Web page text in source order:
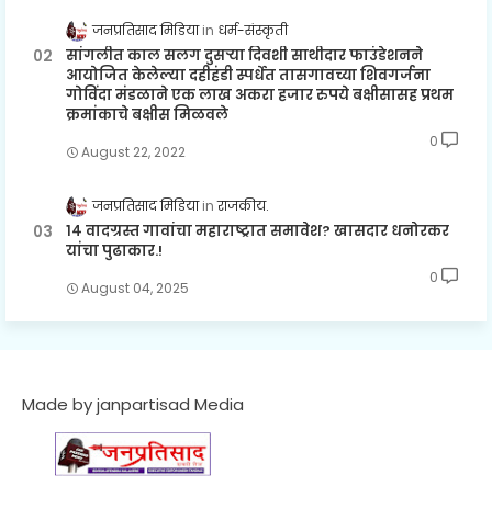
जनप्रतिसाद मिडिया धर्म-संस्कृती
सांगलीत काल सलग दुसऱ्या दिवशी साथीदार फाउंडेशनने
आयोजित केलेल्या दहीहंडी स्पर्धेत तासगावच्या शिवगर्जना
गोविंदा मंडळाने एक लाख अकरा हजार रुपये बक्षीसासह प्रथम
क्रमांकाचे बक्षीस मिळवले
August 22, 2022
0
जनप्रतिसाद मिडिया राजकीय.
१४ वादग्रस्त गावांचा महाराष्ट्रात समावेश? खासदार धनोरकर
यांचा पुढाकार.!
August 04, 2025
0
Made by janpartisad Media